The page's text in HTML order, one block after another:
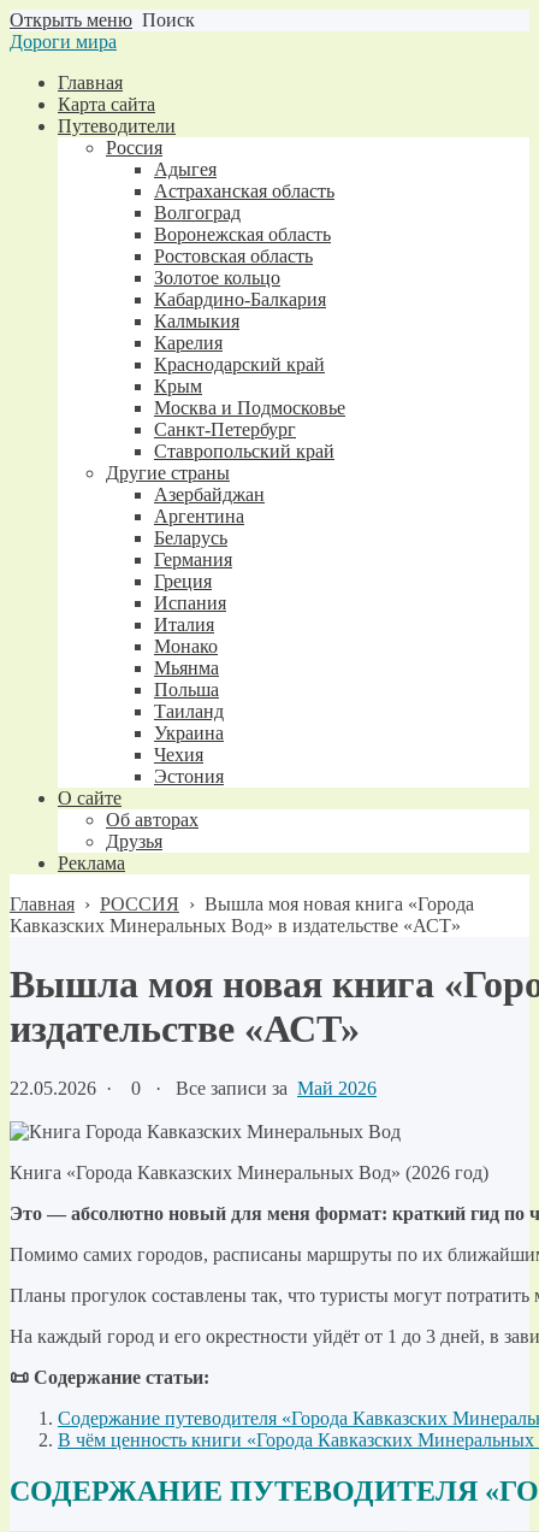
Открыть меню Поиск
Дороги мира
Главная
Карта сайта
Путеводители
Россия
Адыгея
Астраханская область
Волгоград
Воронежская область
Ростовская область
Золотое кольцо
Кабардино-Балкария
Калмыкия
Карелия
Краснодарский край
Крым
Москва и Подмосковье
Санкт-Петербург
Ставропольский край
Другие страны
Азербайджан
Аргентина
Беларусь
Германия
Греция
Испания
Италия
Монако
Мьянма
Польша
Таиланд
Украина
Чехия
Эстония
О сайте
Об авторах
Друзья
Реклама
Главная › РОССИЯ › Вышла моя новая книга «Города
Кавказских Минеральных Вод» в издательстве «АСТ»
Вышла моя новая книга
издательстве «АСТ»
22.05.2026 · 0 · Все записи за Май 2026
Книга «Города Кавказских Минеральных Вод» (2026 год)
Это — абсолютно новый для меня формат: краткий гид по
Помимо самих городов, расписаны маршруты по их
Планы прогулок составлены так, что туристы могут
На каждый город и его окрестности уйдёт от 1 до 3 дней, в
📜 Содержание статьи:
Содержание путеводителя «Города Кавказских
В чём ценность книги «Города Кавказских
СОДЕРЖАНИЕ ПУТЕВОДИТЕЛЯ